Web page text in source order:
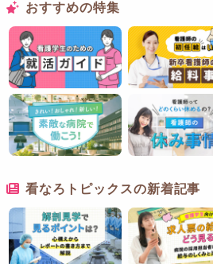
おすすめの特集
看なろトピックスの新着記事